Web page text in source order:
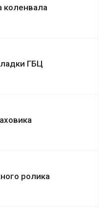
коленвала
ГБЦ
ролика